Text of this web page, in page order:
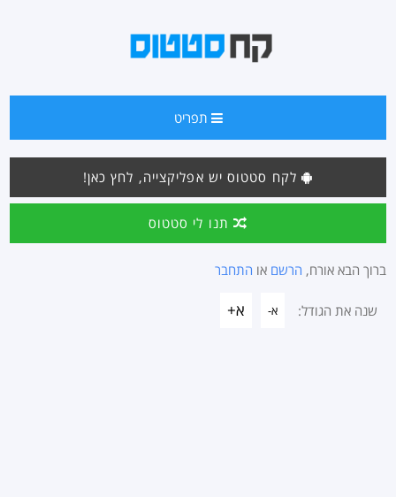
תפריט
לקח סטטוס יש אפליקצייה, לחץ כאן!
תנו לי סטטוס
ברוך הבא אורח, הרשם או התחבר
שנה את הגודל: א- א+